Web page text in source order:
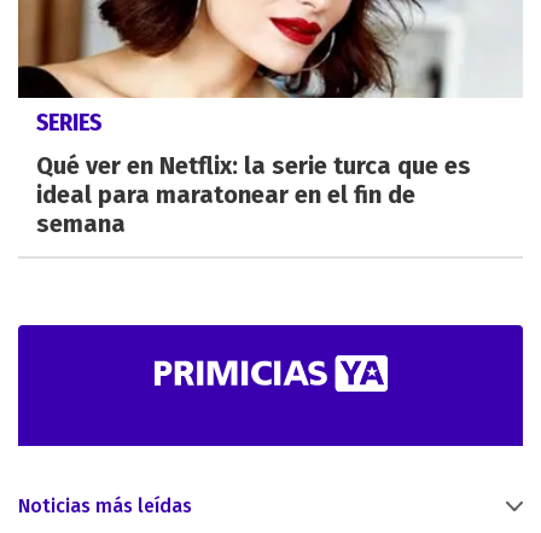
SERIES
Qué ver en Netflix: la serie turca que es
ideal para maratonear en el fin de
semana
Noticias más leídas